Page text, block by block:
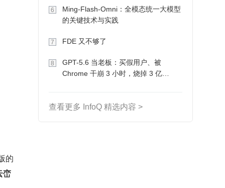
的
峦
6
Ming-Flash-Omni：全模态统一大模型
的关键技术与实践
7 FDE 又不够了
8
GPT-5.6 当老板：买假用户、被
Chrome 干崩 3 小时，烧掉 3 亿
查看更多 InfoQ 精选内容 >